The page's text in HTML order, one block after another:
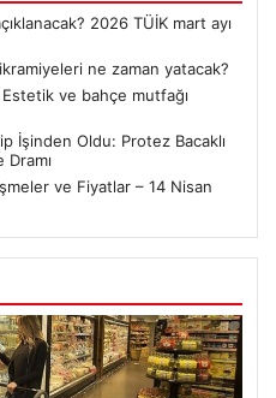
2026 TÜİK mart ayı
ne zaman yatacak?
Estetik ve bahçe mutfağı
İşinden Oldu: Protez Bacaklı
ve Fiyatlar – 14 Nisan